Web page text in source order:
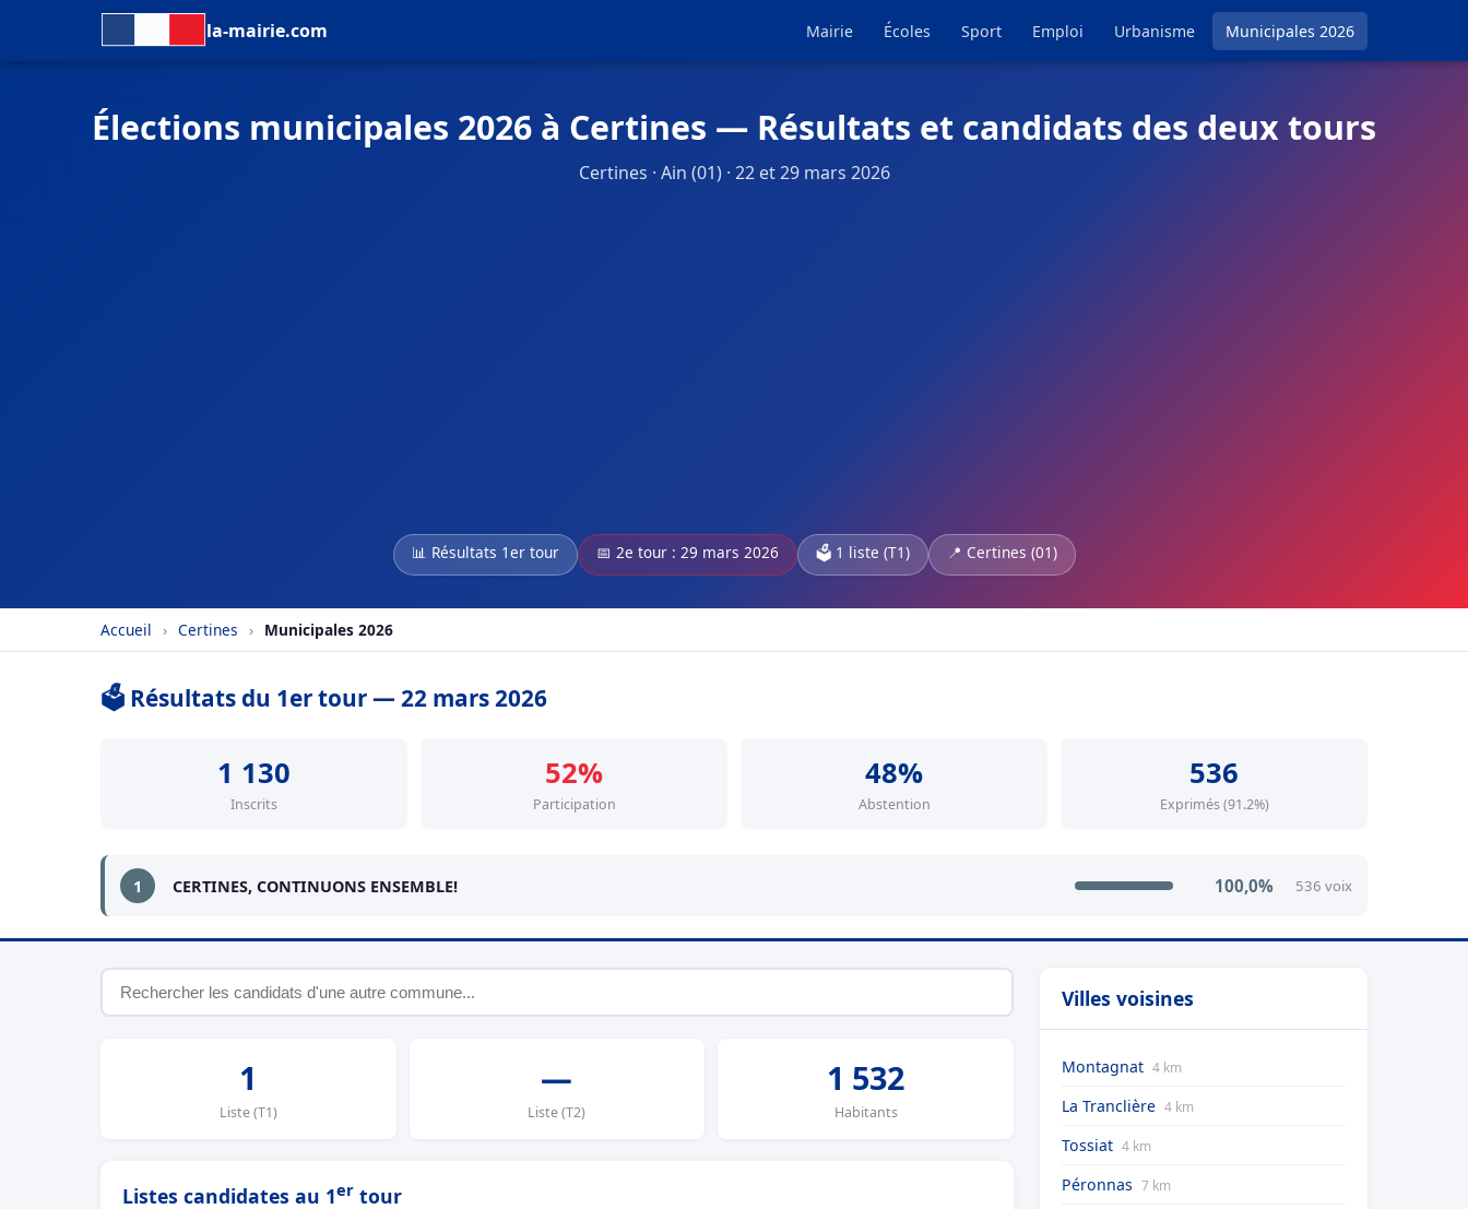
la-mairie.com Mairie Écoles Sport Emploi Urbanisme Municipales 2026
Élections municipales 2026 à Certines — Résultats et candidats des deux tours
Certines · Ain (01) · 22 et 29 mars 2026
📊 Résultats 1er tour 📅 2e tour : 29 mars 2026 🗳️ 1 liste (T1) 📍 Certines (01)
Accueil › Certines › Municipales 2026
🗳️ Résultats du 1er tour — 22 mars 2026
1 130
Inscrits
52%
Participation
48%
Abstention
536
Exprimés (91.2%)
1 CERTINES, CONTINUONS ENSEMBLE! 100,0% 536 voix
1
Liste (T1)
—
Liste (T2)
1 532
Habitants
Listes candidates au 1er tour
Villes voisines
Montagnat 4 km
La Tranclière 4 km
Tossiat 4 km
Péronnas 7 km